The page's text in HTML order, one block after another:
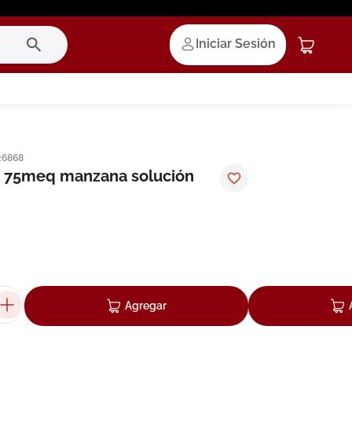
Iniciar Sesión
manzana solución
Agregar